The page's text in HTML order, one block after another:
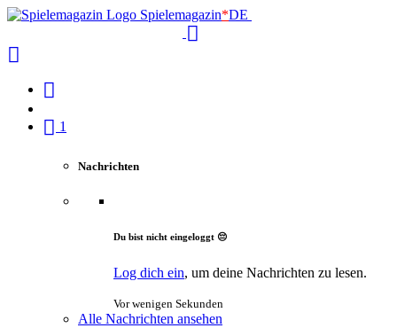
Spielemagazin*DE
1
Nachrichten
Du bist nicht eingeloggt 😔
Log dich ein, um deine Nachrichten zu lesen.
Vor wenigen Sekunden
Alle Nachrichten ansehen